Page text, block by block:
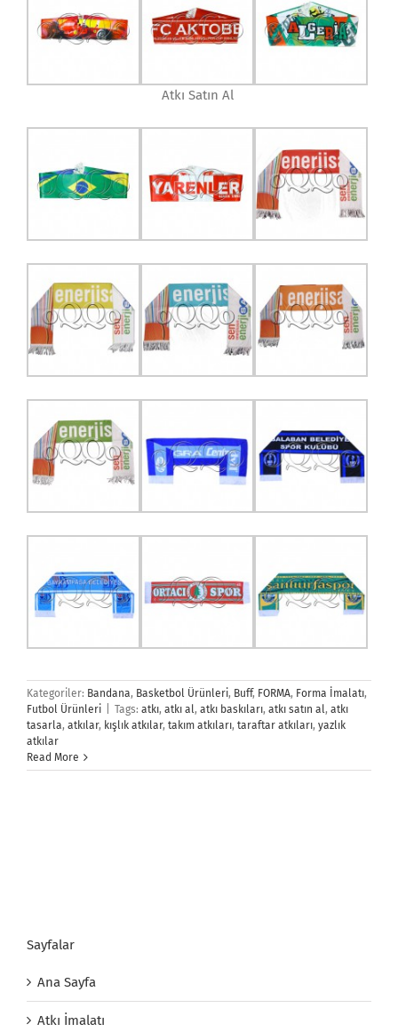
Atkı Satın Al
Kategoriler: Bandana, Basketbol Ürünleri, Buff, FORMA, Forma İmalatı,
Futbol Ürünleri
Tags: atkı, atkı al, atkı baskıları, atkı satın al, atkı
tasarla, atkılar, kışlık atkılar, takım atkıları, taraftar atkıları, yazlık
atkılar
Read More
Sayfalar
Ana Sayfa
Atkı İmalatı